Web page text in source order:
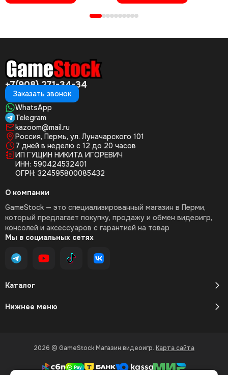
+7(908) 271-34-34
Заказать звонок
WhatsApp
Telegram
kazoom@mail.ru
Россия, Пермь, ул. Луначарского 101
7 дней в неделю с 12 до 20 часов
ИП ГУЩИН НИКИТА ИГОРЕВИЧ
ИНН: 590424532401
ОГРН: 324595800085432
Каталог
Нижнее меню
О компании
GameStock — это специализированный магазин в Перми,
который предлагает покупку, продажу и обмен видеоигр,
консолей и аксессуаров с гарантией на товар
Мы в социальных сетях
2026 © GameStock Магазин видеоигр. Карта сайта